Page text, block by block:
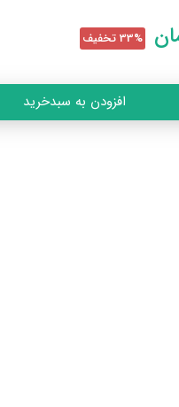
33% تخفیف
افزودن به سبدخرید